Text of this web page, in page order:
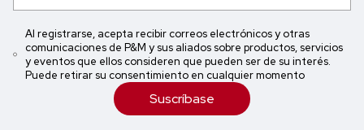
Al registrarse, acepta recibir correos electrónicos y otras
comunicaciones de P&M y sus aliados sobre productos, servicios
y eventos que ellos consideren que pueden ser de su interés.
Puede retirar su consentimiento en cualquier momento
Suscríbase